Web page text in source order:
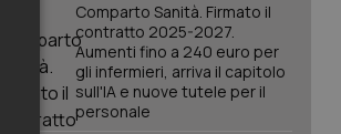
Comparto Sanità. Firmato il
contratto 2025-2027.
Aumenti fino a 240 euro per
gli infermieri, arriva il capitolo
sull'IA e nuove tutele per il
personale